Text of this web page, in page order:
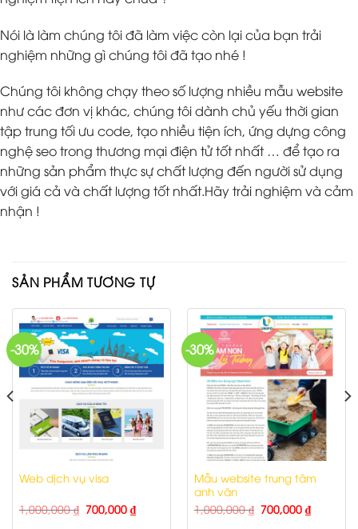
Nói là làm chúng tôi đã làm việc còn lại của bạn trải
nghiệm những gì chúng tôi đã tạo nhé !
Chúng tôi không chạy theo số lượng nhiều mẫu website
như các đơn vị khác, chúng tôi dành chủ yếu thời gian
tập trung tối ưu code, tạo nhiều tiện ích, ứng dựng công
nghệ seo trong thương mại điện tử tốt nhất … để tạo ra
những sản phẩm thực sự chất lượng đến người sử dụng
với giá cả và chất lượng tốt nhất.Hãy trải nghiệm và cảm
nhận !
SẢN PHẨM TƯƠNG TỰ
-30%
Web dịch vụ visa
1,000,000₫ 700,000 ₫
-30%
Mẫu website trung tâm
anh văn
1,000,000₫ 700,000 ₫